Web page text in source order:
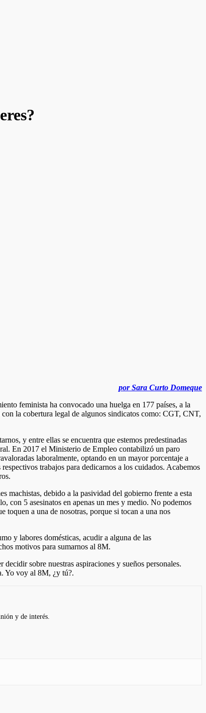
por Sara Curto Domeque
feminista ha convocado una huelga en 177 países, a la
la cobertura legal de algunos sindicatos como: CGT, CNT,
y entre ellas se encuentra que estemos predestinadas
En 2017 el Ministerio de Empleo contabilizó un paro
laboralmente, optando en un mayor porcentaje a
trabajos para dedicarnos a los cuidados. Acabemos
machistas, debido a la pasividad del gobierno frente a esta
con 5 asesinatos en apenas un mes y medio. No podemos
toquen a una de nosotras, porque si tocan a una nos
y labores domésticas, acudir a alguna de las
motivos para sumarnos al 8M.
sobre nuestras aspiraciones y sueños personales.
Yo voy al 8M, ¿y tú?.
y de interés.